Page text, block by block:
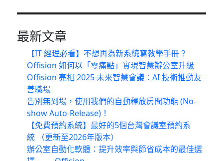
最新文章
【IT 經理必看】不想再為新系統寫教學手冊？
Offision 如何以「零痛點」實現智慧辦公室升級
Offision 亮相 2025 未來智慧會議：AI 技術推動友
善職場
告別無到場，使用我們的自動釋放房間功能 (No-
show Auto-Release)！
【免費預約系統】最好的5個台灣會議室預約系
統 （更新至2026年版本）
辦公室自動化軟體：提升效率與節省成本的最佳選